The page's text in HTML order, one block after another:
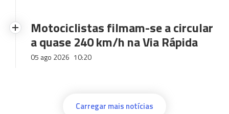
Motociclistas filmam-se a circular
a quase 240 km/h na Via Rápida
05 ago 2026 10:20
Carregar mais notícias